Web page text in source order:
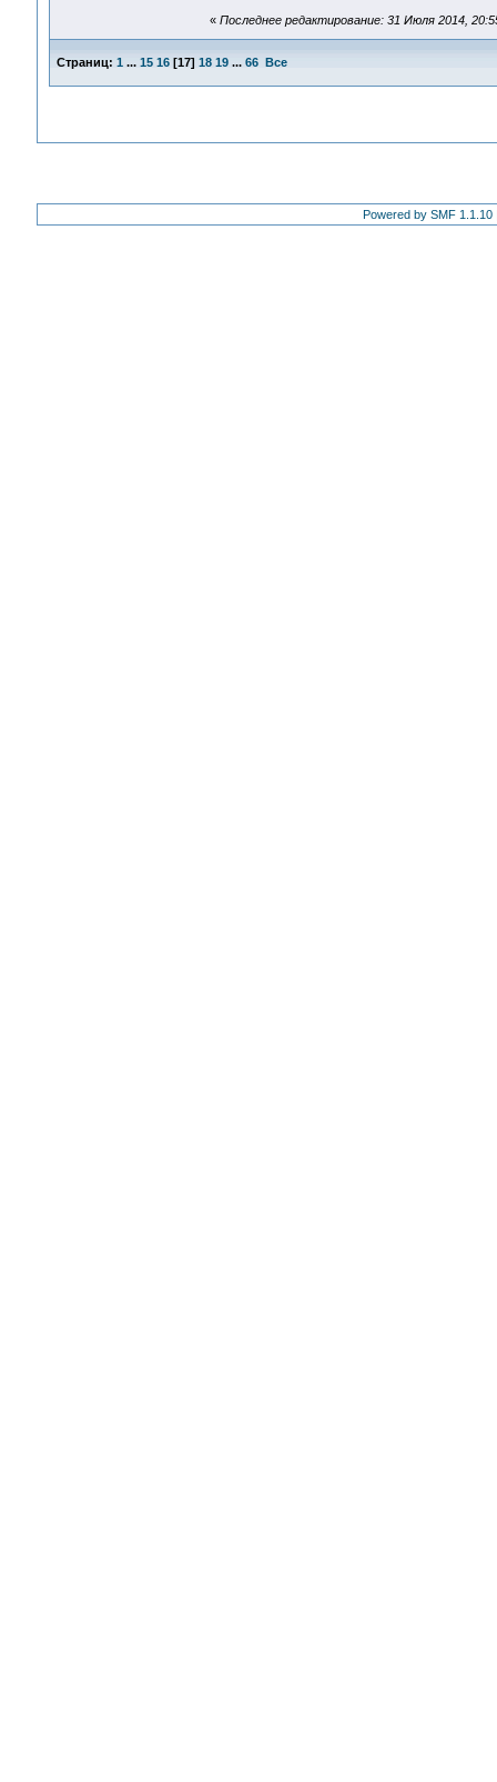
« Последнее редактирование: 31 Июля 2014,
Страниц: 1 ... 15 16[17] 18 19 ... 66 Все
Powered by SMF 1.1.10